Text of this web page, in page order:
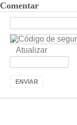
Comentar
Atualizar
ENVIAR